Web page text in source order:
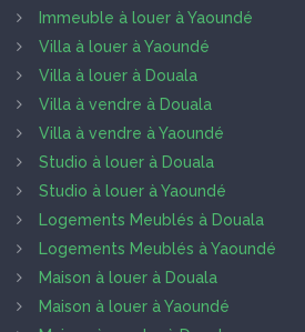
Immeuble à louer à Yaoundé
Villa à louer à Yaoundé
Villa à louer à Douala
Villa à vendre à Douala
Villa à vendre à Yaoundé
Studio à louer à Douala
Studio à louer à Yaoundé
Logements Meublés à Douala
Logements Meublés à Yaoundé
Maison à louer à Douala
Maison à louer à Yaoundé